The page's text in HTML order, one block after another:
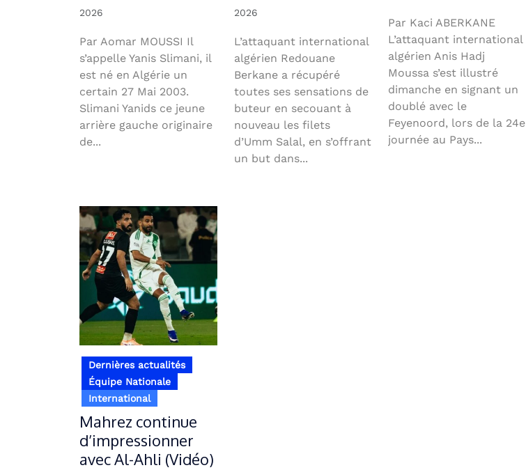
2026
Par Aomar MOUSSI Il
s’appelle Yanis Slimani, il
est né en Algérie un
certain 27 Mai 2003.
Slimani Yanids ce jeune
arrière gauche originaire
de...
2026
L’attaquant international
algérien Redouane
Berkane a récupéré
toutes ses sensations de
buteur en secouant à
nouveau les filets
d’Umm Salal, en s’offrant
un but dans...
Par Kaci ABERKANE
L’attaquant international
algérien Anis Hadj
Moussa s’est illustré
dimanche en signant un
doublé avec le
Feyenoord, lors de la 24e
journée au Pays...
Dernières actualités
Équipe Nationale
International
Mahrez continue
d’impressionner
avec Al-Ahli (Vidéo)